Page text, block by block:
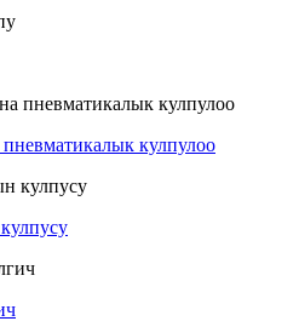
кулпулоо